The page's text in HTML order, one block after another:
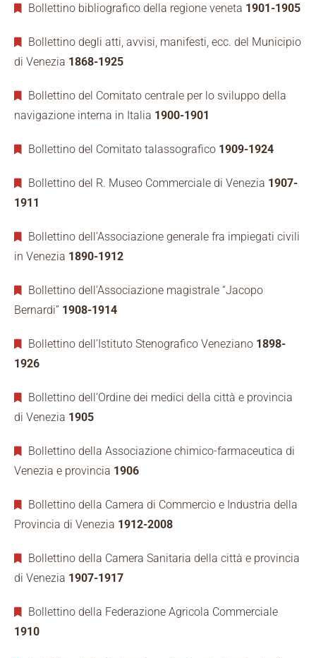
Bollettino bibliografico della regione veneta 1901-1905
Bollettino degli atti, avvisi, manifesti, ecc. del Municipio
di Venezia 1868-1925
Bollettino del Comitato centrale per lo sviluppo della
navigazione interna in Italia 1900-1901
Bollettino del Comitato talassografico 1909-1924
Bollettino del R. Museo Commerciale di Venezia 1907-
1911
Bollettino dell’Associazione generale fra impiegati civili
in Venezia 1890-1912
Bollettino dell’Associazione magistrale “Jacopo
Bernardi” 1908-1914
Bollettino dell’Istituto Stenografico Veneziano 1898-
1926
Bollettino dell’Ordine dei medici della città e provincia
di Venezia 1905
Bollettino della Associazione chimico-farmaceutica di
Venezia e provincia 1906
Bollettino della Camera di Commercio e Industria della
Provincia di Venezia 1912-2008
Bollettino della Camera Sanitaria della città e provincia
di Venezia 1907-1917
Bollettino della Federazione Agricola Commerciale
1910